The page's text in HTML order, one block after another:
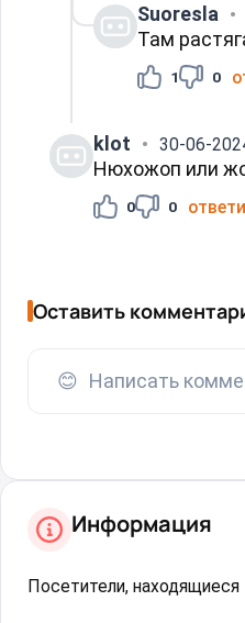
Suoresla
Там
1 0
klot 30-06-
Нюхожоп или
0 0
Оставить
😊 Написать
Информация
Посетители, находящиеся